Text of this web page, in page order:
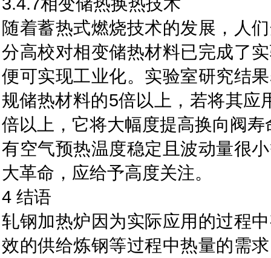
随着蓄热式燃烧技术的发展，人
分高校对相变储热材料已完成了
便可实现工业化。实验室研究结
规储热材料的5倍以上，若将其应
倍以上，它将大幅度提高换向阀
有空气预热温度稳定且波动量很
大革命，应给予高度关注。
4 结语
轧钢加热炉因为实际应用的过程
效的供给炼钢等过程中热量的需